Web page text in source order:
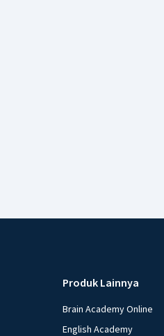
Produk Lainnya
Brain Academy Online
English Academy